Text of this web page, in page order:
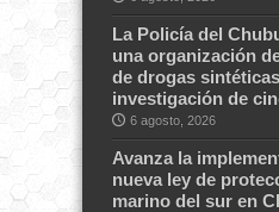
La Policía del
una organización
de drogas
investigación de
6 agosto, 2026
Avanza la
nueva ley de
marino del sur en